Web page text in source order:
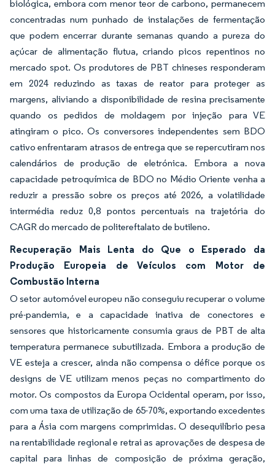
biológica, embora com menor teor de carbono, permanecem
concentradas num punhado de instalações de fermentação
que podem encerrar durante semanas quando a pureza do
açúcar de alimentação flutua, criando picos repentinos no
mercado spot. Os produtores de PBT chineses responderam
em 2024 reduzindo as taxas de reator para proteger as
margens, aliviando a disponibilidade de resina precisamente
quando os pedidos de moldagem por injeção para VE
atingiram o pico. Os conversores independentes sem BDO
cativo enfrentaram atrasos de entrega que se repercutiram nos
calendários de produção de eletrónica. Embora a nova
capacidade petroquímica de BDO no Médio Oriente venha a
reduzir a pressão sobre os preços até 2026, a volatilidade
intermédia reduz 0,8 pontos percentuais na trajetória do
CAGR do mercado de politereftalato de butileno.
Recuperação Mais Lenta do Que o Esperado da
Produção Europeia de Veículos com Motor de
Combustão Interna
O setor automóvel europeu não conseguiu recuperar o volume
pré-pandemia, e a capacidade inativa de conectores e
sensores que historicamente consumia graus de PBT de alta
temperatura permanece subutilizada. Embora a produção de
VE esteja a crescer, ainda não compensa o défice porque os
designs de VE utilizam menos peças no compartimento do
motor. Os compostos da Europa Ocidental operam, por isso,
com uma taxa de utilização de 65-70%, exportando excedentes
para a Ásia com margens comprimidas. O desequilíbrio pesa
na rentabilidade regional e retrai as aprovações de despesa de
capital para linhas de composição de próxima geração,